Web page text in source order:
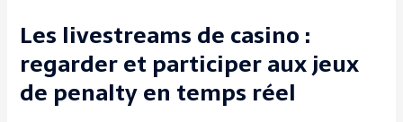
Les livestreams de casino :
regarder et participer aux jeux
de penalty en temps réel